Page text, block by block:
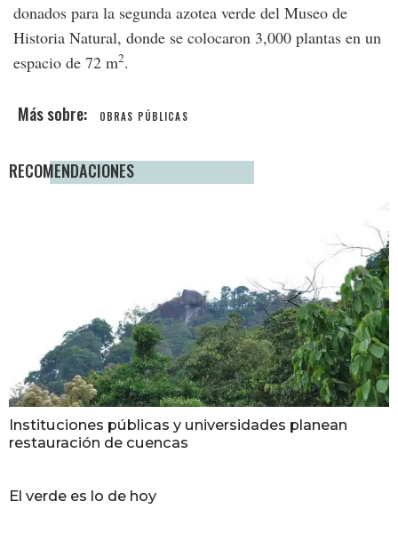
donados para la segunda azotea verde del Museo de
Historia Natural, donde se colocaron 3,000 plantas en un
espacio de 72 m2.
OBRAS PÚBLICAS
RECOMENDACIONES
Instituciones públicas y universidades planean
restauración de cuencas
El verde es lo de hoy